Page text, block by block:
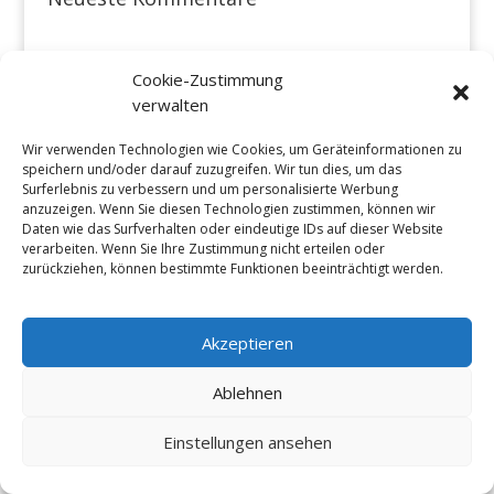
Cookie-Zustimmung
verwalten
Wir verwenden Technologien wie Cookies, um Geräteinformationen zu
speichern und/oder darauf zuzugreifen. Wir tun dies, um das
Surferlebnis zu verbessern und um personalisierte Werbung
anzuzeigen. Wenn Sie diesen Technologien zustimmen, können wir
Daten wie das Surfverhalten oder eindeutige IDs auf dieser Website
verarbeiten. Wenn Sie Ihre Zustimmung nicht erteilen oder
zurückziehen, können bestimmte Funktionen beeinträchtigt werden.
Akzeptieren
Ablehnen
Einstellungen ansehen